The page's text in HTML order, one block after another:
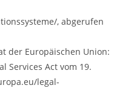
, abgerufen
der Europäischen Union:
Services Act vom 19.
legal-